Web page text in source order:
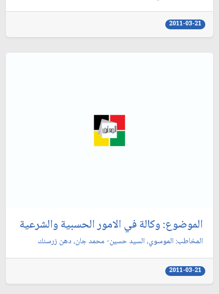
2011-03-21
الموضوع: وكالة في الامور الحسبية والشرعية
المخاطب: الموسوي، السيد حسين- محمد جان، دهن زرسنك‏
2011-03-21